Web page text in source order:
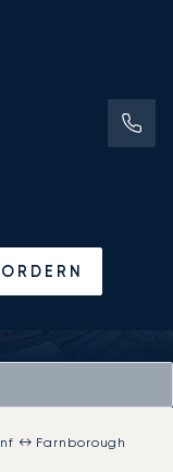
↔ Farnborough